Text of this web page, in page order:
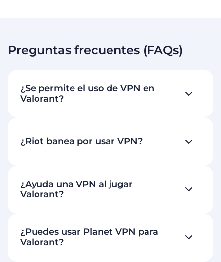
Preguntas frecuentes (FAQs)
¿Se permite el uso de VPN en
Valorant?
¿Riot banea por usar VPN?
¿Ayuda una VPN al jugar
Valorant?
¿Puedes usar Planet VPN para
Valorant?